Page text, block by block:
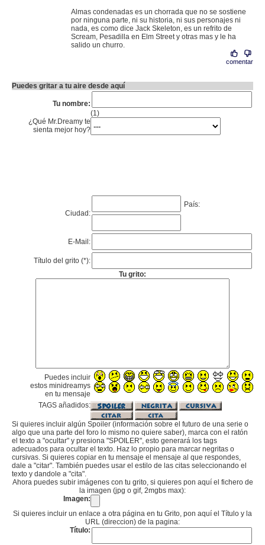
Almas condenadas es un chorrada que no se sostiene
por ninguna parte, ni su historia, ni sus personajes ni
nada, es como dice Jack Skeleton, es un refrito de
Scream, Pesadilla en Elm Street y otras mas y le ha
salido un churro.
comentar
Puedes gritar a tu aire desde aquí
Tu nombre:
(1)
¿Qué Mr.Dreamy te
sienta mejor hoy?
Ciudad:
País:
E-Mail:
Título del grito (*):
Tu grito:
Puedes incluir
estos minidreamys
en tu mensaje
TAGS añadidos:
Si quieres incluir algún Spoiler (información sobre el futuro de una serie o
algo que una parte del foro lo mismo no quiere saber), marca con el ratón
el texto a "ocultar" y presiona "SPOILER", esto generará los tags
adecuados para ocultar el texto. Haz lo propio para marcar negritas o
cursivas. Si quieres copiar en tu mensaje el mensaje al que respondes,
dale a "citar". También puedes usar el estilo de las citas seleccionando el
texto y dandole a "cita".
Ahora puedes subir imágenes con tu grito, si quieres pon aquí el fichero de
la imagen (jpg o gif, 2mgbs max):
Imagen:
Si quieres incluir un enlace a otra página en tu Grito, pon aquí el Título y la
URL (direccion) de la pagina:
Título: